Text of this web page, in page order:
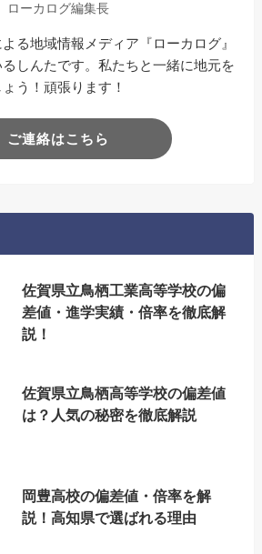
ローカログ編集長
る地域情報メディア『ローカログ』
しんたです。私たちと一緒に地元を
う！頑張ります！
ご連絡はこちら
佐賀県立鳥栖工業高等学校の偏
差値・進学実績・倍率を徹底解
説！
佐賀県立鳥栖高等学校の偏差値
は？人気の秘密を徹底解説
岡豊高校の偏差値・倍率を解
説！高知県で選ばれる理由